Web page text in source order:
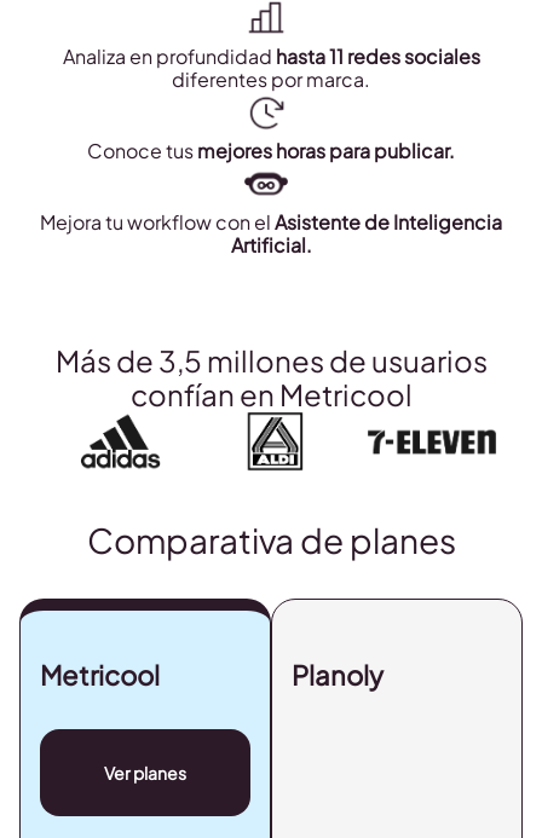
Analiza en profundidad hasta 11 redes sociales
diferentes por marca.
Conoce tusmejores horas para publicar.
Mejora tu workflow con elAsistente de Inteligencia
Artificial.
Más de 3,5 millones de usuarios
confían en Metricool
Comparativa de planes
Metricool
Ver planes
Planoly